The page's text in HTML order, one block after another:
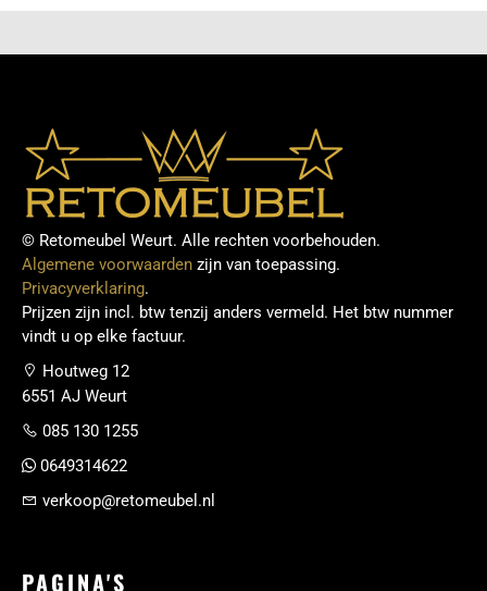
© Retomeubel Weurt. Alle rechten voorbehouden.
Algemene voorwaarden zijn van toepassing.
Privacyverklaring.
Prijzen zijn incl. btw tenzij anders vermeld. Het btw nummer
vindt u op elke factuur.
Houtweg 12
6551 AJ Weurt
085 130 1255
0649314622
verkoop@retomeubel.nl
PAGINA'S